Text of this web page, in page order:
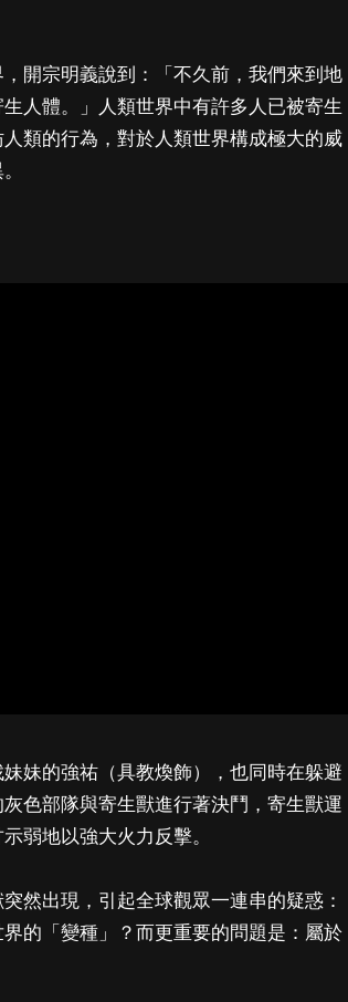
開宗明義說到：「不久前，我們來到地
人體。」人類世界中有許多人已被寄生
類的行為，對於人類世界構成極大的威
妹的強祐（具教煥飾），也同時在躲避
色部隊與寄生獸進行著決鬥，寄生獸運
弱地以強大火力反擊。
然出現，引起全球觀眾一連串的疑惑：
的「變種」？而更重要的問題是：屬於